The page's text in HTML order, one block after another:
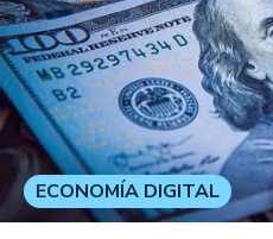
ECONOMÍA DIGITAL